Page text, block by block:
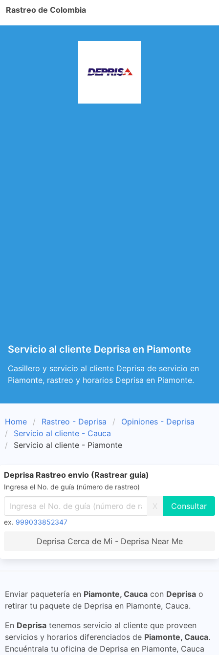
Rastreo de Colombia
Servicio al cliente Deprisa en Piamonte
Casillero y servicio al cliente Deprisa de servicio en
Piamonte, rastreo y horarios Deprisa en Piamonte.
Home Rastreo - Deprisa
Opiniones - Deprisa
Servicio al cliente - Cauca
Servicio al cliente - Piamonte
Deprisa Rastreo envio (Rastrear guia)
Ingresa el No. de guía (número de rastreo)
X
ex. 999033852347
Deprisa Cerca de Mi - Deprisa Near Me
Enviar paquetería en Piamonte, Cauca con Deprisa o
retirar tu paquete de Deprisa en Piamonte, Cauca.
En Deprisa tenemos servicio al cliente que proveen
servicios y horarios diferenciados de Piamonte, Cauca.
Encuéntrala tu oficina de Deprisa en Piamonte, Cauca